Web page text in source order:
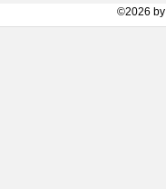
©2026 by